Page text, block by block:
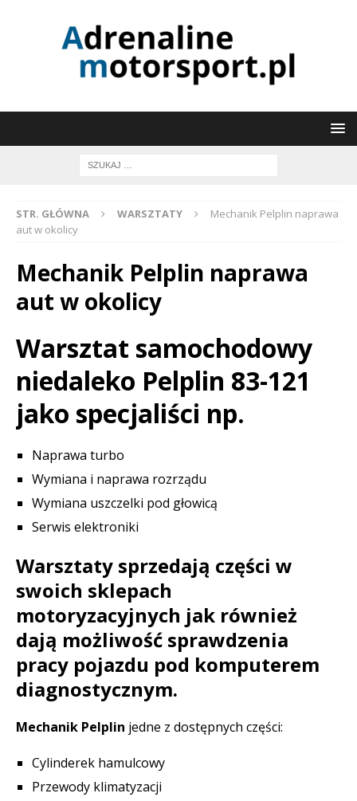
STR. GŁÓWNA WARSZTATY
Mechanik Pelplin naprawa
aut w okolicy
Mechanik Pelplin naprawa
aut w okolicy
Warsztat samochodowy
niedaleko Pelplin 83-121
jako specjaliści np.
Naprawa turbo
Wymiana i naprawa rozrządu
Wymiana uszczelki pod głowicą
Serwis elektroniki
Warsztaty sprzedają części w
swoich sklepach
motoryzacyjnych jak również
dają możliwość sprawdzenia
pracy pojazdu pod komputerem
diagnostycznym.
Mechanik Pelplin jedne z dostępnych części:
Cylinderek hamulcowy
Przewody klimatyzacji